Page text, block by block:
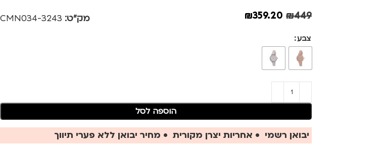
₪449
₪359.20 מק"ט: 3243-CMN034
צבע
הוספה לסל
יבואן רשמי • אחריות יצרן מקורית • מחיר יבואן ללא פערי תיווך